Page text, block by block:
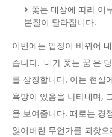
쫓는 대상에 따라 이
본질이 달라집니다.
이번에는 입장이 바뀌어
습니다. '내가 쫓는 꿈'은
를 상징합니다. 이는 현실
욕망이 있음을 나타내며,
을 보여줍니다. 때로는 경
잃어버린 무언가를 되찾